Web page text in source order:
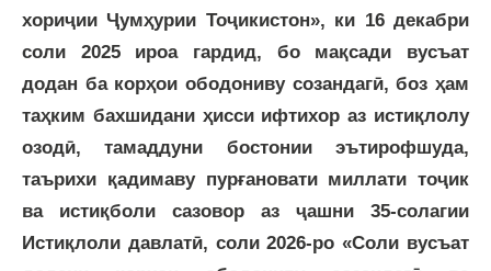
хориҷии Ҷумҳурии Тоҷикистон», ки 16 декабри
соли 2025 ироа гардид, бо мақсади вусъат
додан ба корҳои ободониву созандагӣ, боз ҳам
таҳким бахшидани ҳисси ифтихор аз истиқлолу
озодӣ, тамаддуни бостонии эътирофшуда,
таърихи қадимаву пурғановати миллати тоҷик
ва истиқболи сазовор аз ҷашни 35-солагии
Истиқлоли давлатӣ, соли 2026-ро «Соли вусъат